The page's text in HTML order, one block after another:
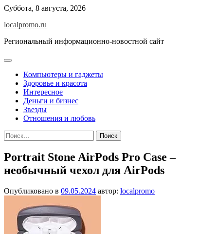
Перейти
содержимому
Суббота, 8 августа, 2026
localpromo.ru
Региональный информационно-новостной сайт
Компьютеры и гаджеты
Здоровье и красота
Интересное
Деньги и бизнес
Звезды
Отношения и любовь
Найти:
Portrait Stone AirPods Pro Case –
необычный чехол для AirPods
Опубликовано в 09.05.2024 автор: localpromo